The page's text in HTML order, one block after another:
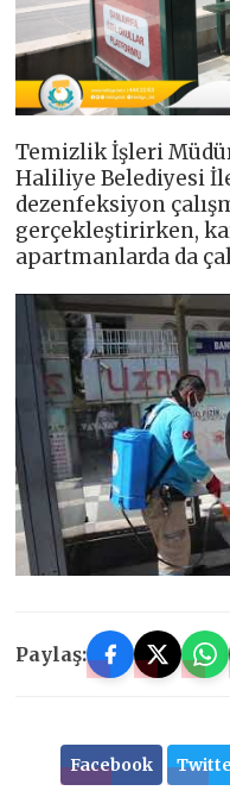
Temizlik İşleri
Haliliye Belediyesi
dezenfeksiyon
gerçekleştirirken,
apartmanlarda da
Paylaş:
Facebook